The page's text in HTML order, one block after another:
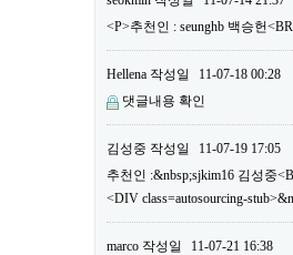
<P>추천인 : seunghb 백승헌
Hellena 작성일
11-07-18 00:28
댓글내용 확인
김성중 작성일
11-07-19 17:05
추천인 :&nbsp;sjkim16 김성중
<DIV class=autosourcing-
marco 작성일
11-07-21 16:38